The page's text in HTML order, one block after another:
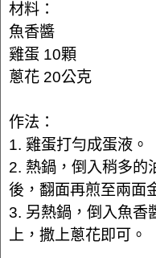
材料：
魚香醬
雞蛋 10顆
蔥花 20公克
作法：
1. 雞蛋打勻成蛋液。
2. 熱鍋，倒入稍多的
後，翻面再煎至兩面
3. 另熱鍋，倒入魚香
上，撒上蔥花即可。